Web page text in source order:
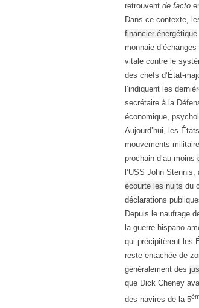
retrouvent de facto
Dans ce contexte,
financier-énergétique
monnaie
vitale contre le
des chefs d’État-
l’indiquent les
secrétaire à la
économique,
Aujourd’hui, les
mouvements
prochain d’au moins
l’USS John Stennis,
écourte les nuits du
déclarations
Depuis le naufrage
la guerre hispano-
qui précipitèrent les
reste entachée de
généralement des
que Dick Cheney
des navires de la 5